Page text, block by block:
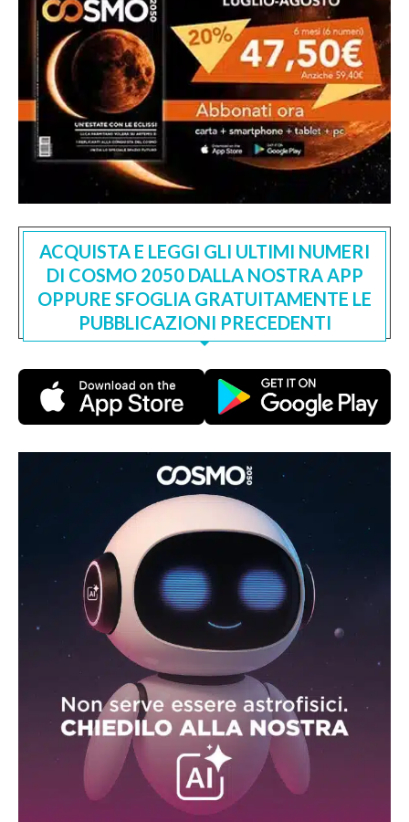
ACQUISTA E LEGGI GLI ULTIMI NUMERI
DI COSMO 2050 DALLA NOSTRA APP
OPPURE SFOGLIA GRATUITAMENTE LE
PUBBLICAZIONI PRECEDENTI